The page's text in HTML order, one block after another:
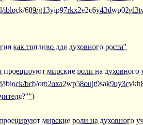
iblock/689/
как топливо для духовного роста"
мирские роли на духовного
iblock/bcb/
мирские роли на духовного